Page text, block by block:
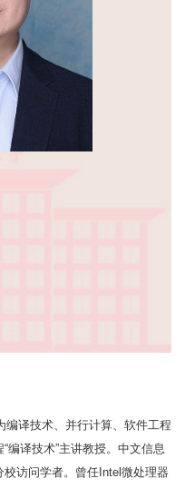
译技术、并行计算、软件工程
编译技术”主讲教授。中文信息
访问学者。曾任Intel微处理器